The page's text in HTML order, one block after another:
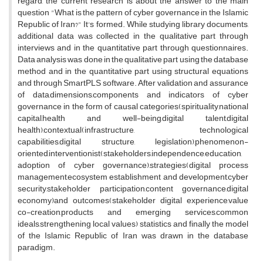
question "What is the pattern of cyber governance in the Islamic
Republic of Iran?" It's formed. While studying library documents,
additional data was collected in the qualitative part through
interviews and in the quantitative part through questionnaires.
Data analysis was done in the qualitative part using the database
method and in the quantitative part using structural equations
and through SmartPLS software. After validation and assurance
of data,dimensions,components and indicators of cyber
governance in the form of causal categories(spirituality,national
capital,health and well-being,digital talent,digital
health),contextual(infrastructure, technological
capabilities,digital structure, legislation),phenomenon-
oriented,interventionist(stakeholders,independence,education,
adoption of cyber governance),strategies(digital process
management,ecosystem establishment and development,cyber
security,stakeholder participation,content governance,digital
economy)and outcomes(stakeholder digital experience,value
co-creation,products and emerging services,common
ideals,strengthening local values) statistics and finally the model
of the Islamic Republic of Iran was drawn in the database
paradigm.